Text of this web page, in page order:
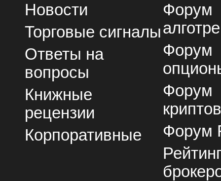
Новости
Торговые сигналы
Ответы на
вопросы
Книжные
рецензии
Корпоративные
Форум
Форум
Форум
Форум